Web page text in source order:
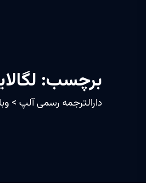
برچسب:
دارالترجمه رسمی آلپ >